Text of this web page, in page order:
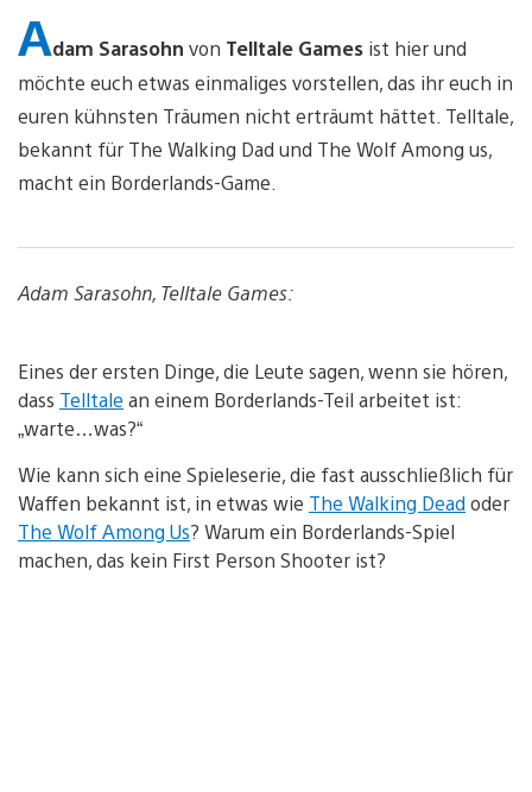
Adam Sarasohn von Telltale Games ist hier und
möchte euch etwas einmaliges vorstellen, das ihr euch in
euren kühnsten Träumen nicht erträumt hättet. Telltale,
bekannt für The Walking Dad und The Wolf Among us,
macht ein Borderlands-Game.
Adam Sarasohn, Telltale Games:
Eines der ersten Dinge, die Leute sagen, wenn sie hören,
dass Telltale an einem Borderlands-Teil arbeitet ist:
„warte…was?“
Wie kann sich eine Spieleserie, die fast ausschließlich für
Waffen bekannt ist, in etwas wie The Walking Dead oder
The Wolf Among Us? Warum ein Borderlands-Spiel
machen, das kein First Person Shooter ist?